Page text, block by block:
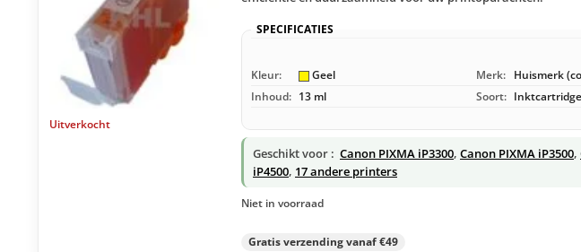
Uitverkocht
SPECIFICATIES
Kleur: Geel Merk: Huismerk
Inhoud: 13 ml Soort: Inktcartridge
Geschikt voor : Canon PIXMA iP3300, Canon PIXMA iP3500,
iP4500, 17 andere printers
Niet in voorraad
Gratis verzending vanaf €49